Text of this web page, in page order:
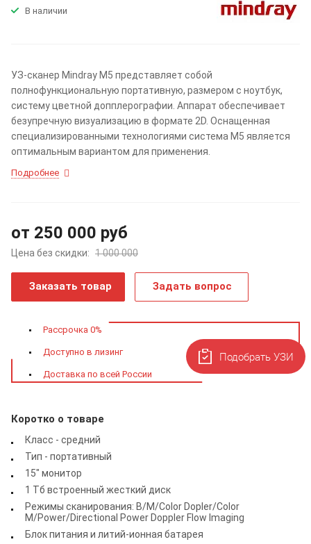
В наличии
УЗ-сканер Mindray M5 представляет собой
полнофункциональную портативную, размером с ноутбук,
систему цветной допплерографии. Аппарат обеспечивает
безупречную визуализацию в формате 2D. Оснащенная
специализированными технологиями система М5 является
оптимальным вариантом для применения.
Подробнее
от 250 000 руб
Цена без скидки: 1 000 000
Заказать товар Задать вопрос
Рассрочка 0%
Доступно в лизинг
Доставка по всей России
Коротко о товаре
Класс - средний
Тип - портативный
15" монитор
1 Тб встроенный жесткий диск
Режимы сканирования: B/M/Color Dopler/Color
M/Power/Directional Power Doppler Flow Imaging
Блок питания и литий-ионная батарея
Подобрать УЗИ